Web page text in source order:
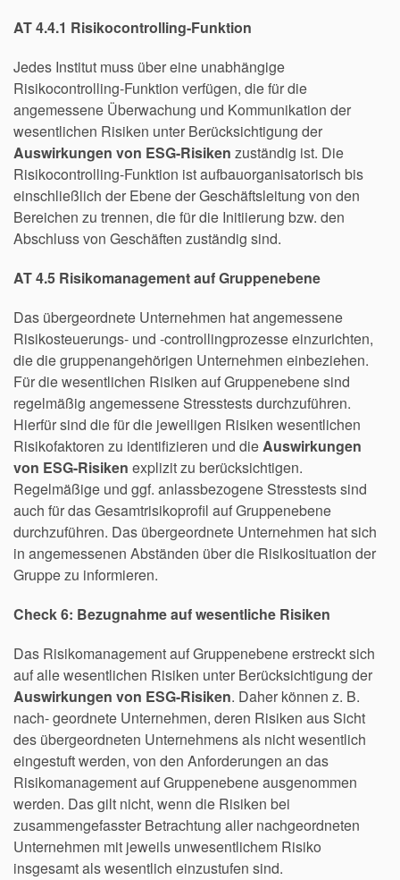
AT 4.4.1 Risikocontrolling-Funktion
Jedes Institut muss über eine unabhängige
Risikocontrolling-Funktion verfügen, die für die
angemessene Überwachung und Kommunikation der
wesentlichen Risiken unter Berücksichtigung der
Auswirkungen von ESG-Risiken zuständig ist. Die
Risikocontrolling-Funktion ist aufbauorganisatorisch bis
einschließlich der Ebene der Geschäftsleitung von den
Bereichen zu trennen, die für die Initiierung bzw. den
Abschluss von Geschäften zuständig sind.
AT 4.5 Risikomanagement auf Gruppenebene
Das übergeordnete Unternehmen hat angemessene
Risikosteuerungs- und -controllingprozesse einzurichten,
die die gruppenangehörigen Unternehmen einbeziehen.
Für die wesentlichen Risiken auf Gruppenebene sind
regelmäßig angemessene Stresstests durchzuführen.
Hierfür sind die für die jeweiligen Risiken wesentlichen
Risikofaktoren zu identifizieren und dieAuswirkungen
von ESG-Risiken explizit zu berücksichtigen.
Regelmäßige und ggf. anlassbezogene Stresstests sind
auch für das Gesamtrisikoprofil auf Gruppenebene
durchzuführen. Das übergeordnete Unternehmen hat sich
in angemessenen Abständen über die Risikosituation der
Gruppe zu informieren.
Check 6: Bezugnahme auf wesentliche Risiken
Das Risikomanagement auf Gruppenebene erstreckt sich
auf alle wesentlichen Risiken unter Berücksichtigung der
Auswirkungen von ESG-Risiken. Daher können z. B.
nach- geordnete Unternehmen, deren Risiken aus Sicht
des übergeordneten Unternehmens als nicht wesentlich
eingestuft werden, von den Anforderungen an das
Risikomanagement auf Gruppenebene ausgenommen
werden. Das gilt nicht, wenn die Risiken bei
zusammengefasster Betrachtung aller nachgeordneten
Unternehmen mit jeweils unwesentlichem Risiko
insgesamt als wesentlich einzustufen sind.